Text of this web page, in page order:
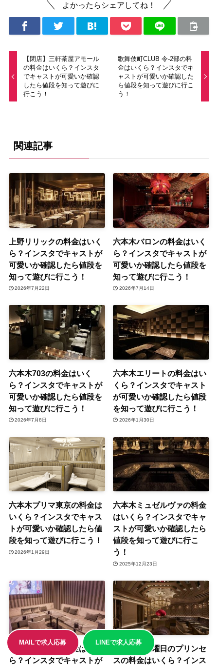
よかったらシェアしてね！
【閉店】三軒茶屋アモール
の料金はいくら？インスタ
でキャストが可愛いか確認
したら値段を知って遊びに
行こう！
歌舞伎町CLUB 令-2部の料
金はいくら？インスタでキ
ャストが可愛いか確認した
ら値段を知って遊びに行こ
う！
関連記事
上野リリックの料金はいく
ら？インスタでキャストが
可愛いか確認したら値段を
知って遊びに行こう！
2026年7月22日
六本木バロンの料金はいく
ら？インスタでキャストが
可愛いか確認したら値段を
知って遊びに行こう！
2026年7月14日
六本木703の料金はいく
ら？インスタでキャストが
可愛いか確認したら値段を
知って遊びに行こう！
2026年7月8日
六本木エリートの料金はい
くら？インスタでキャスト
が可愛いか確認したら値段
を知って遊びに行こう！
2026年1月30日
六本木プリマ東京の料金は
いくら？インスタでキャス
トが可愛いか確認したら値
段を知って遊びに行こう！
2026年1月29日
六本木ミュゼルヴァの料金
はいくら？インスタでキャ
ストが可愛いか確認したら
値段を知って遊びに行こ
う！
2025年12月23日
秋葉原ハグモの料金はいく
ら？インスタでキャストが
歌舞伎町金曜日のプリンセ
スの料金はいくら？インス
MAILで求人応募 LINEで求人応募